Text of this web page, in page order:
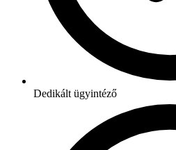
Dedikált ügyintéző